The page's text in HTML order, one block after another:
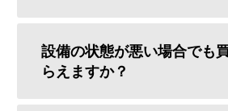
設備の状態が悪い場合でも
らえますか？